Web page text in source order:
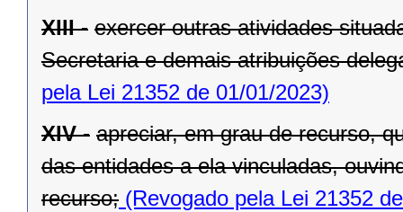
XIII - exercer outras atividades
Secretaria e demais atribuições
pela Lei 21352 de 01/01/2023)
XIV - apreciar, em grau de recurso,
das entidades a ela vinculadas,
recurso; (Revogado pela Lei 21352